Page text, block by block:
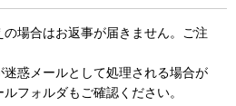
の場合はお返事が届きません。ご注
迷惑メールとして処理される場合が
フォルダもご確認ください。